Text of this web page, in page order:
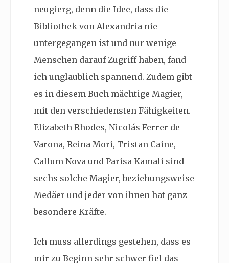
neugierg, denn die Idee, dass die
Bibliothek von Alexandria nie
untergegangen ist und nur wenige
Menschen darauf Zugriff haben, fand
ich unglaublich spannend. Zudem gibt
es in diesem Buch mächtige Magier,
mit den verschiedensten Fähigkeiten.
Elizabeth Rhodes, Nicolás Ferrer de
Varona, Reina Mori, Tristan Caine,
Callum Nova und Parisa Kamali sind
sechs solche Magier, beziehungsweise
Medäer und jeder von ihnen hat ganz
besondere Kräfte.
Ich muss allerdings gestehen, dass es
mir zu Beginn sehr schwer fiel das